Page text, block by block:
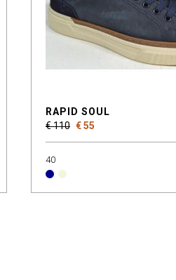
RAPID SOUL
€ 110 € 55
40